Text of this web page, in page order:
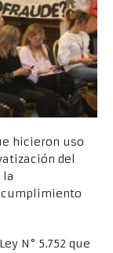
hicieron uso
del
la
cumplimiento
N° 5.752 que